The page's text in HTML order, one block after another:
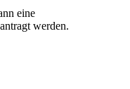
eine
werden.